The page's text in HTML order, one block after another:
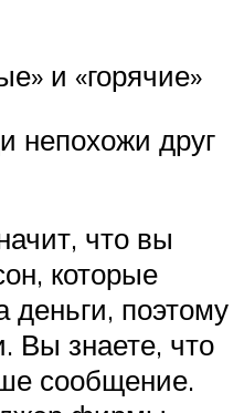
и «горячие»
непохожи друг
что вы
которые
деньги, поэтому
Вы знаете, что
сообщение.